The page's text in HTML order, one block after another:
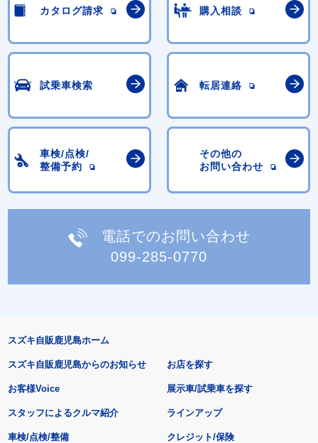
カタログ請求 購入相談
試乗車検索 転居連絡
車検/点検/
整備予約
その他の
お問い合わせ
電話でのお問い合わせ
099-285-0770
スズキ自販鹿児島ホーム
スズキ自販鹿児島からのお知らせ
お客様Voice
スタッフによるクルマ紹介
お店を探す
展示車/試乗車を探す
ラインアップ
車検/点検/整備 クレジット/保険